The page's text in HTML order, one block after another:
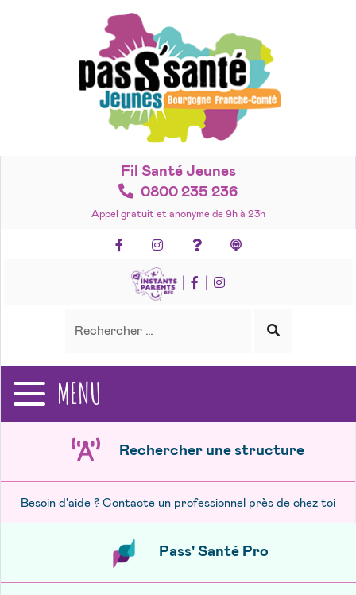
Fil Santé Jeunes
0800 235 236
Appel gratuit et anonyme de 9h à 23h
FacebookInstagramFoire aux questions
Lancer
recherche
MENU
Rechercher une structure
Besoin d'aide ? Contacte un professionnel près de chez toi
Pass' Santé Pro